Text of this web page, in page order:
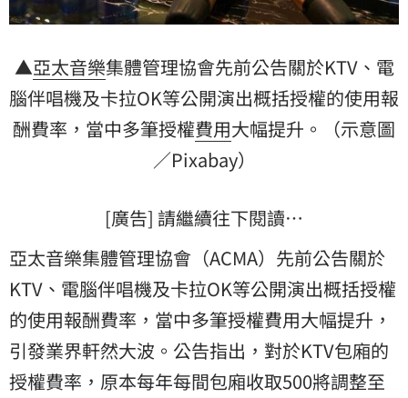
▲亞太音樂集體管理協會先前公告關於KTV、電
腦伴唱機及卡拉OK等公開演出概括授權的使用報
酬費率，當中多筆授權費用大幅提升。（示意圖
／Pixabay）
[廣告] 請繼續往下閱讀…
亞太音樂集體管理協會（ACMA）先前公告關於
KTV、電腦伴唱機及卡拉OK等公開演出概括授權
的使用報酬費率，當中多筆授權費用大幅提升，
引發業界軒然大波。公告指出，對於KTV包廂的
授權費率，原本每年每間包廂收取500將調整至